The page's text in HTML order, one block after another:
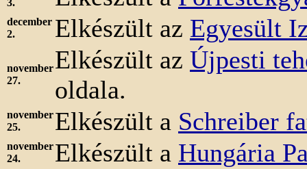
3.
december
2.
Elkészült az Egyesült
november
27.
Elkészült az Újpesti
oldala.
november
25.
Elkészült a Schreiber
november
24.
Elkészült a Hungária